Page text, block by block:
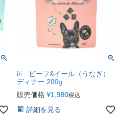
iti ビーフ&イール（うなぎ）
ディナー 200g
販売価格 ¥1,980税込
詳細を見る